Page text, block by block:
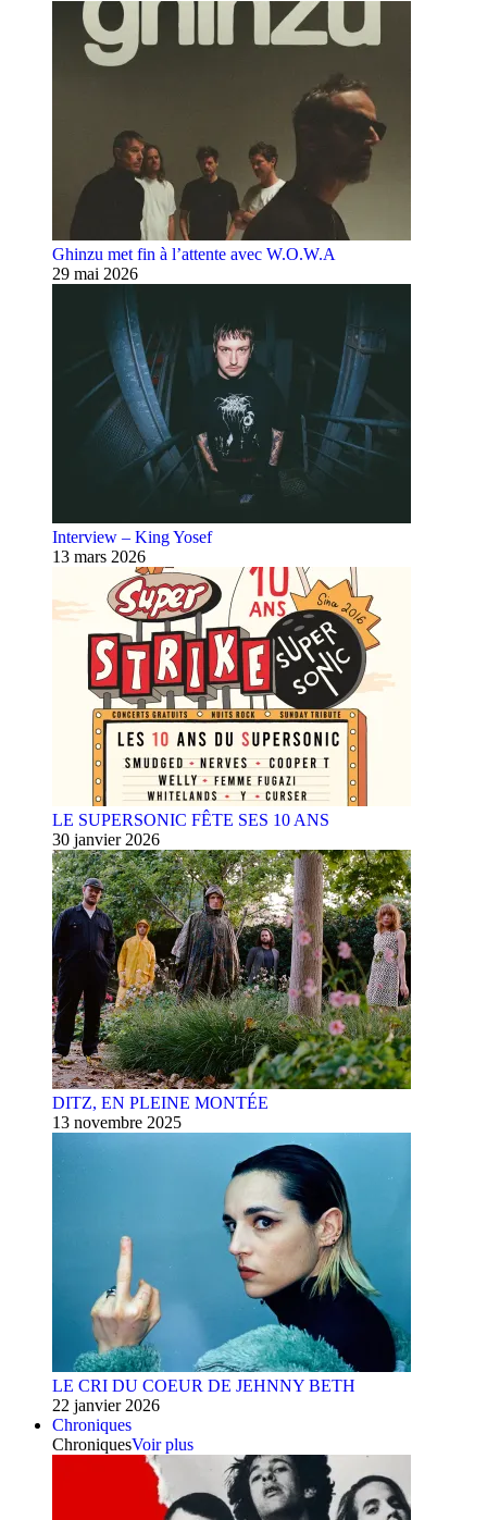
Ghinzu met fin à l’attente avec W.O.W.A
29 mai 2026
Interview – King Yosef
13 mars 2026
LE SUPERSONIC FÊTE SES 10 ANS
30 janvier 2026
DITZ, EN PLEINE MONTÉE
13 novembre 2025
LE CRI DU COEUR DE JEHNNY BETH
22 janvier 2026
Chroniques
ChroniquesVoir plus